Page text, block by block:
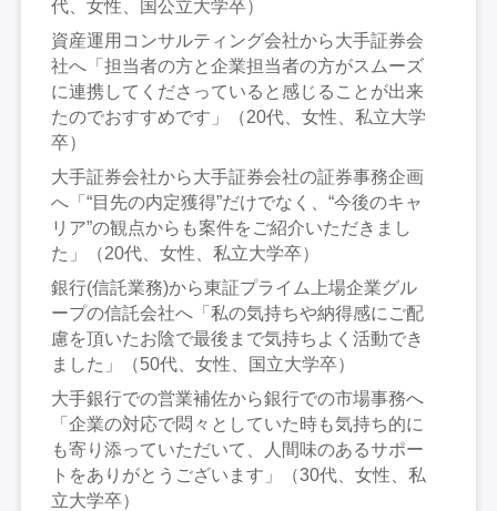
代、女性、国公立大学卒）
資産運用コンサルティング会社から大手証券会
社へ「担当者の方と企業担当者の方がスムーズ
に連携してくださっていると感じることが出来
たのでおすすめです」（20代、女性、私立大学
卒）
大手証券会社から大手証券会社の証券事務企画
へ「“目先の内定獲得”だけでなく、“今後のキャ
リア”の観点からも案件をご紹介いただきまし
た」（20代、女性、私立大学卒）
銀行(信託業務)から東証プライム上場企業グル
ープの信託会社へ「私の気持ちや納得感にご配
慮を頂いたお陰で最後まで気持ちよく活動でき
ました」（50代、女性、国立大学卒）
大手銀行での営業補佐から銀行での市場事務へ
「企業の対応で悶々としていた時も気持ち的に
も寄り添っていただいて、人間味のあるサポー
トをありがとうございます」（30代、女性、私
立大学卒）